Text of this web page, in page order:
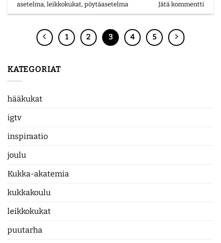
KATEGORIAT
hääkukat
igtv
inspiraatio
joulu
Kukka-akatemia
kukkakoulu
leikkokukat
puutarha
asetelma,leikkokukat,pöytäasetelma Jätä kommentti
1 2 3 4 5